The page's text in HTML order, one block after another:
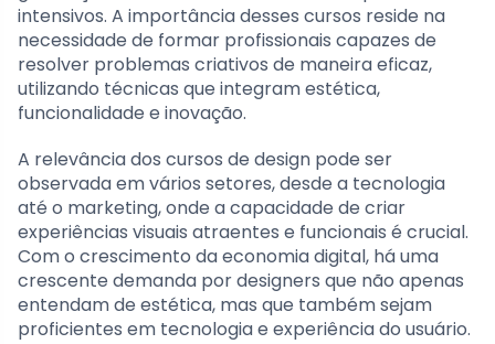
intensivos. A importância desses cursos reside na
necessidade de formar profissionais capazes de
resolver problemas criativos de maneira eficaz,
utilizando técnicas que integram estética,
funcionalidade e inovação.
A relevância dos cursos de design pode ser
observada em vários setores, desde a tecnologia
até o marketing, onde a capacidade de criar
experiências visuais atraentes e funcionais é crucial.
Com o crescimento da economia digital, há uma
crescente demanda por designers que não apenas
entendam de estética, mas que também sejam
proficientes em tecnologia e experiência do usuário.